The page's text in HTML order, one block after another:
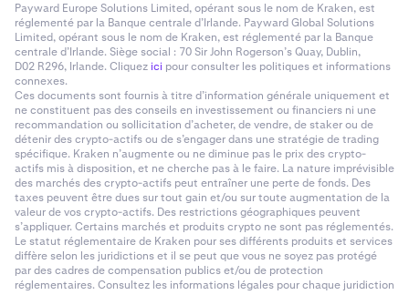
Payward Europe Solutions Limited, opérant sous le nom de Kraken, est
réglementé par la Banque centrale d’Irlande. Payward Global Solutions
Limited, opérant sous le nom de Kraken, est réglementé par la Banque
centrale d’Irlande. Siège social : 70 Sir John Rogerson’s Quay, Dublin,
D02 R296, Irlande. Cliquezici pour consulter les politiques et informations
connexes.
Ces documents sont fournis à titre d’information générale uniquement et
ne constituent pas des conseils en investissement ou financiers ni une
recommandation ou sollicitation d’acheter, de vendre, de staker ou de
détenir des crypto-actifs ou de s’engager dans une stratégie de trading
spécifique. Kraken n’augmente ou ne diminue pas le prix des crypto-
actifs mis à disposition, et ne cherche pas à le faire. La nature imprévisible
des marchés des crypto-actifs peut entraîner une perte de fonds. Des
taxes peuvent être dues sur tout gain et/ou sur toute augmentation de la
valeur de vos crypto-actifs. Des restrictions géographiques peuvent
s’appliquer. Certains marchés et produits crypto ne sont pas réglementés.
Le statut réglementaire de Kraken pour ses différents produits et services
diffère selon les juridictions et il se peut que vous ne soyez pas protégé
par des cadres de compensation publics et/ou de protection
réglementaires. Consultez les informations légales pour chaque juridiction